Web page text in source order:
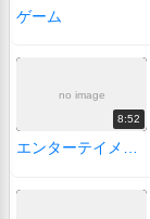
ゲーム
no image
8:52
エンターテイメント